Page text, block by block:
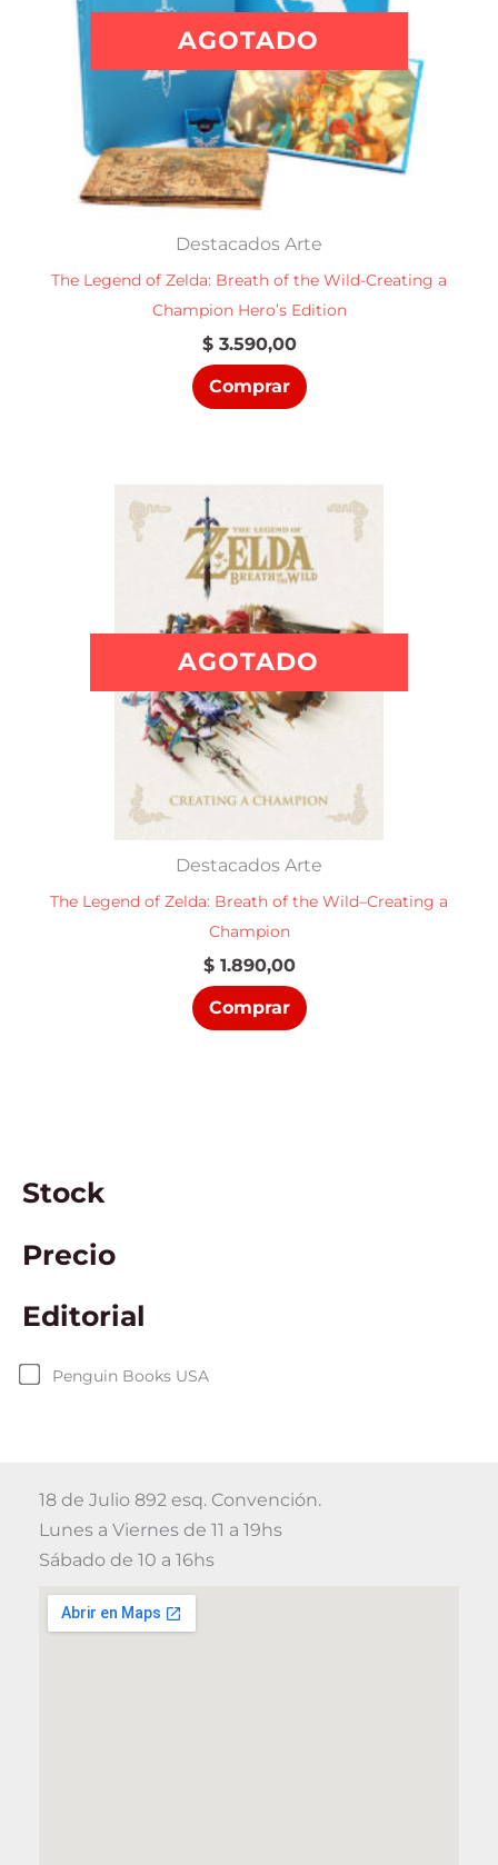
Stock
Precio
Editorial
Penguin Books USA
AGOTADO
Destacados Arte
The Legend of Zelda: Breath of the Wild-Creating a
Champion Hero’s Edition
$3.590,00
Comprar
AGOTADO
Destacados Arte
The Legend of Zelda: Breath of the Wild–Creating a
Champion
$1.890,00
Comprar
18 de Julio 892 esq. Convención.
Lunes a Viernes de 11 a 19hs
Sábado de 10 a 16hs